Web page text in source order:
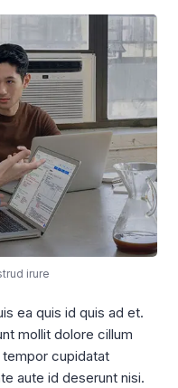
irure
ea quis id quis ad et.
mollit dolore cillum
tempor cupidatat
aute id deserunt nisi.